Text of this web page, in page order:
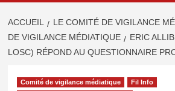
ACCUEIL LE COMITÉ DE VIGILANCE
DE VIGILANCE MÉDIATIQUE
ERIC
LOSC) RÉPOND AU QUESTIONNAIRE
Comité de vigilance médiatique
Fil Info